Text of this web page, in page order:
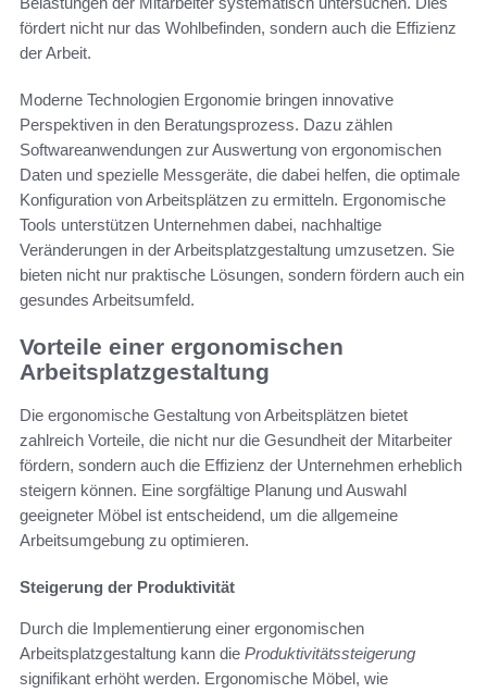
fördert nicht nur das Wohlbefinden, sondern auch die Effizienz
der Arbeit.
Moderne Technologien Ergonomie bringen innovative
Perspektiven in den Beratungsprozess. Dazu zählen
Softwareanwendungen zur Auswertung von ergonomischen
Daten und spezielle Messgeräte, die dabei helfen, die optimale
Konfiguration von Arbeitsplätzen zu ermitteln. Ergonomische
Tools unterstützen Unternehmen dabei, nachhaltige
Veränderungen in der Arbeitsplatzgestaltung umzusetzen. Sie
bieten nicht nur praktische Lösungen, sondern fördern auch ein
gesundes Arbeitsumfeld.
Vorteile einer ergonomischen
Arbeitsplatzgestaltung
Die ergonomische Gestaltung von Arbeitsplätzen bietet
zahlreich Vorteile, die nicht nur die Gesundheit der Mitarbeiter
fördern, sondern auch die Effizienz der Unternehmen erheblich
steigern können. Eine sorgfältige Planung und Auswahl
geeigneter Möbel ist entscheidend, um die allgemeine
Arbeitsumgebung zu optimieren.
Steigerung der Produktivität
Durch die Implementierung einer ergonomischen
Arbeitsplatzgestaltung kann die Produktivitätssteigerung
signifikant erhöht werden. Ergonomische Möbel, wie